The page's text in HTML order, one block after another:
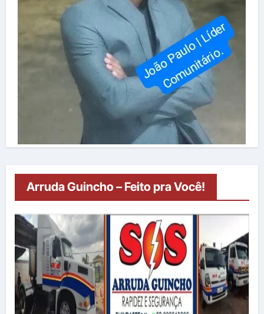
Arruda Guincho – Feito pra Você!